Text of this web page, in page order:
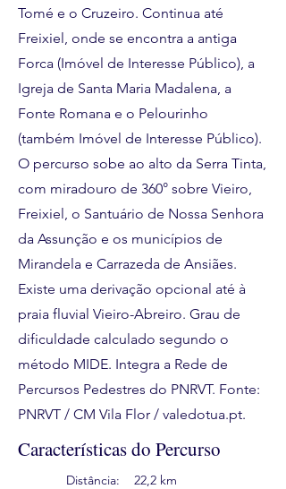
Tomé e o Cruzeiro. Continua até
Freixiel, onde se encontra a antiga
Forca (Imóvel de Interesse Público), a
Igreja de Santa Maria Madalena, a
Fonte Romana e o Pelourinho
(também Imóvel de Interesse Público).
O percurso sobe ao alto da Serra Tinta,
com miradouro de 360° sobre Vieiro,
Freixiel, o Santuário de Nossa Senhora
da Assunção e os municípios de
Mirandela e Carrazeda de Ansiães.
Existe uma derivação opcional até à
praia fluvial Vieiro-Abreiro. Grau de
dificuldade calculado segundo o
método MIDE. Integra a Rede de
Percursos Pedestres do PNRVT. Fonte:
PNRVT / CM Vila Flor / valedotua.pt.
Características do Percurso
Distância:
22,2 km